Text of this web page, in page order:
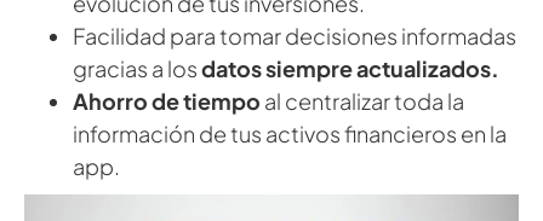
Facilidad para tomar decisiones informadas
gracias a losdatos siempre actualizados.
Ahorro de tiempo al centralizar toda la
información de tus activos financieros en la
app.